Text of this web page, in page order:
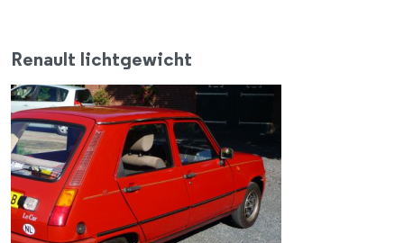
Renault lichtgewicht